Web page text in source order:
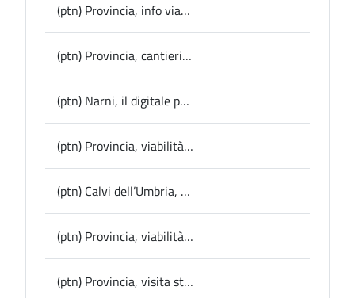
(ptn) Provincia, info viabilità: modifiche alla circolazione veicolare a San Venanzo, Baschi e Fabro
(ptn) Provincia, cantieri su Ss 675, il Presidente Bandecchi scrive ad Anas, Ministero e Regione chiedendo un tavolo istituzionale
(ptn) Narni, il digitale per la gestione della salute e il Fascicolo Sanitario Elettronico al centro dell’incontro al DigiPass
(ptn) Provincia, viabilità: al via tre cantieri per oltre 320mila euro
(ptn) Calvi dell’Umbria, pubblicato il bando della sesta edizione del Premio Rossellini dedicato alle giovani promesse del cinema
(ptn) Provincia, viabilità: 1 milione di euro per il consolidamento della frana di Avigliano Umbro
(ptn) Provincia, visita stamattina del vice Presidente Ferranti alla palestra dell’Istituto Tecnico Tecnologico “Allievi San Gallo”: “da oggi l’impianto torna disponibile per la scuola”